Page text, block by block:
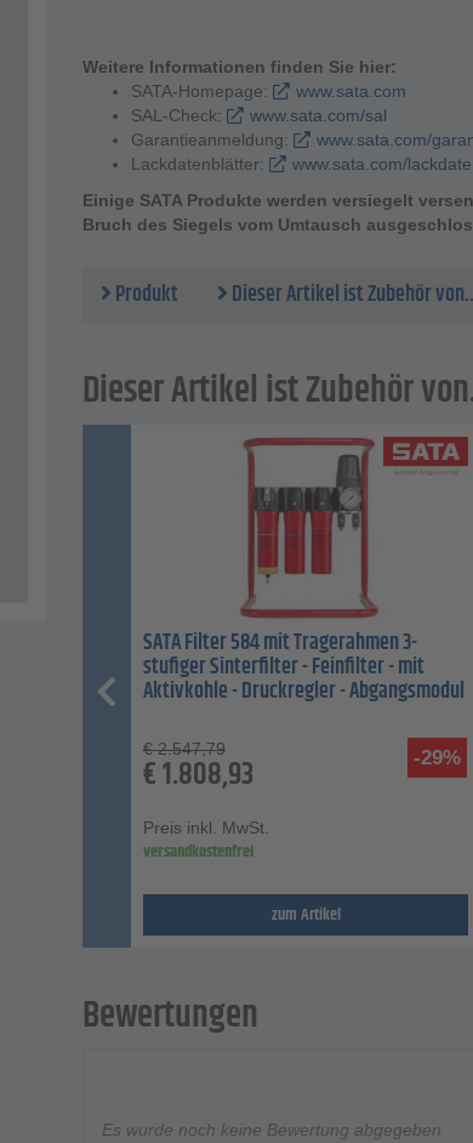
Weitere Informationen finden Sie hier:
SATA-Homepage:
www.sata.com
SAL-Check:
www.sata.com/sal
Garantieanmeldung:
www.sata.com/
Lackdatenblätter:
www.sata.com/
Einige SATA Produkte werden versiegelt
Bruch des Siegels vom Umtausch
Produkt Dieser Artikel ist Zubehör
Dieser Artikel ist Zubehör
SATA Filter 584 mit Tragerahmen 3-
stufiger Sinterfilter - Feinfilter - mit
Aktivkohle - Druckregler - Abgangsmodul
-29%
€ 2.547,79
€1.808,93
Preis inkl. MwSt.
versandkostenfrei
zum Artikel
Bewertungen
Es wurde noch keine Bewertung abgegeben